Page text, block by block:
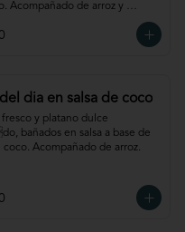
Acompañado de arroz y
del dia en salsa de coco
fresco y platano dulce
bañados en salsa a base de
coco. Acompañado de arroz.